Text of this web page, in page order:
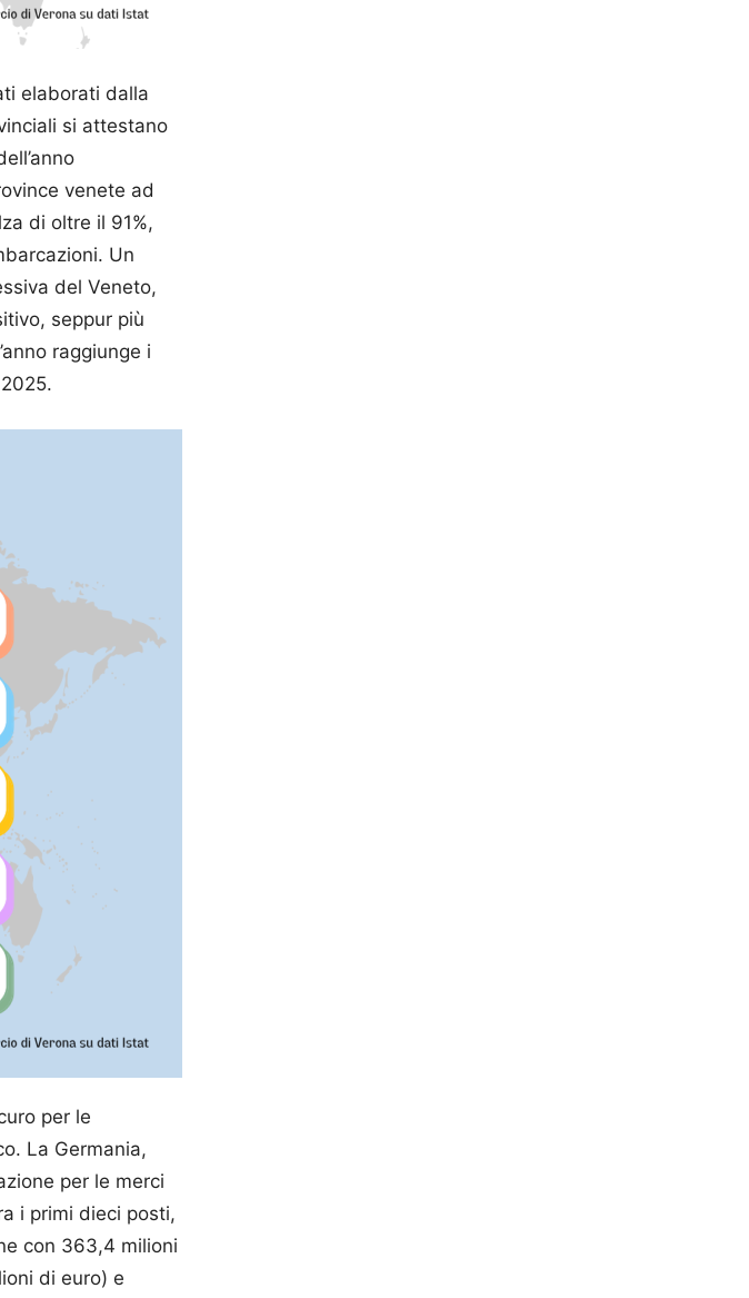
elaborati dalla
si attestano
venete ad
di oltre il 91%,
Un
del Veneto,
seppur più
raggiunge i
per le
La Germania,
per le merci
i primi dieci posti,
con 363,4 milioni
di euro) e